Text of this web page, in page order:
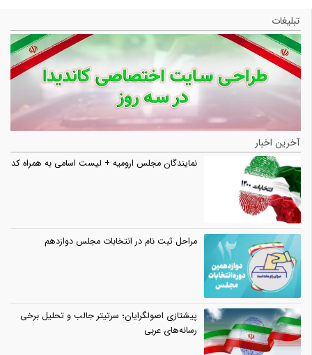
تبلیغات
آخرین اخبار
نمایندگان مجلس ارومیه + لیست اسامی به همراه کد
مراحل ثبت نام در انتخابات مجلس دوازدهم
پیشتازی اصولگرایان؛ سرتیتر جالب و تحلیل برخی
رسانه‌های عربی